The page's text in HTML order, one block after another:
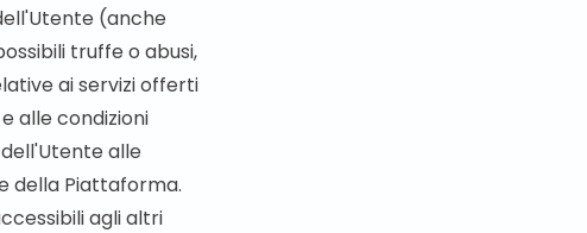
(anche
truffe o abusi,
ai servizi offerti
alle condizioni
alle
della Piattaforma.
agli altri